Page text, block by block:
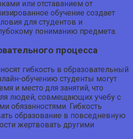
или отставанием от
обучение создает
для студентов и
пониманию предмета.
процесса
гибкость в образовательный
обучению студенты могут
и место для занятий, что
людей, совмещающих учебу с
обязанностями. Гибкость
образование в повседневную
жертвовать другими